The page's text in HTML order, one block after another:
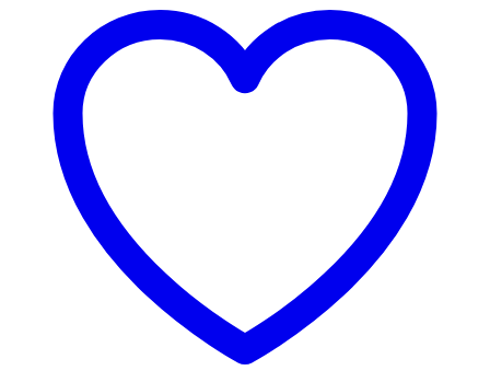
«Константин
Горбатов.
Зимний
пейзаж»